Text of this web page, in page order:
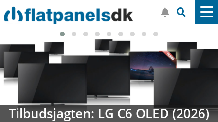
Tilbudsjagten: LG C6 OLED (2026)